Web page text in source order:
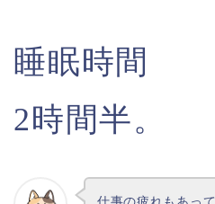
睡眠時間
2時間半。